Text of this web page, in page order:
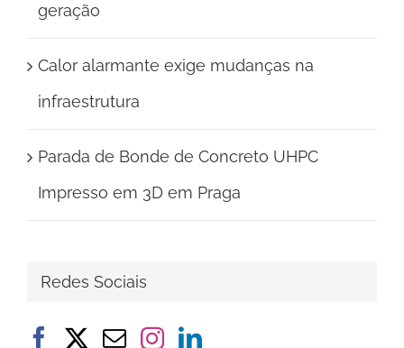
geração
Calor alarmante exige mudanças na
infraestrutura
Parada de Bonde de Concreto UHPC
Impresso em 3D em Praga
Redes Sociais